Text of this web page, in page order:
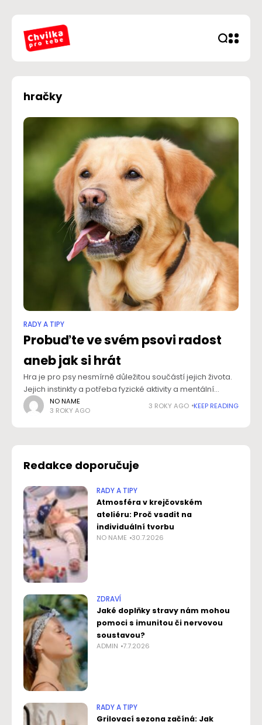
hračky
RADY A TIPY
Probuďte ve svém psovi radost
aneb jak si hrát
Hra je pro psy nesmírně důležitou součástí jejich života.
Jejich instinkty a potřeba fyzické aktivity a mentální
stimulace je nutí hledat zábavu a radost ve hrách.
Probuďte ve svém psovi
NO NAME
3 ROKY AGO
3 ROKY AGO KEEP READING
Redakce doporučuje
RADY A TIPY
Atmosféra v krejčovském
ateliéru: Proč vsadit na
individuální tvorbu
NO NAME 30.7.2026
ZDRAVÍ
Jaké doplňky stravy nám mohou
pomoci s imunitou či nervovou
soustavou?
ADMIN 7.7.2026
RADY A TIPY
Grilovací sezona začíná: Jak